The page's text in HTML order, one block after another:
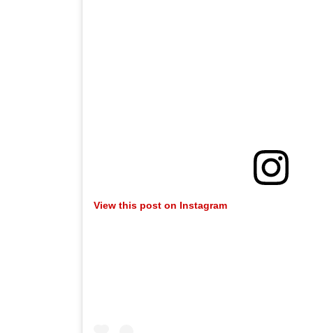
View this post on Instagram